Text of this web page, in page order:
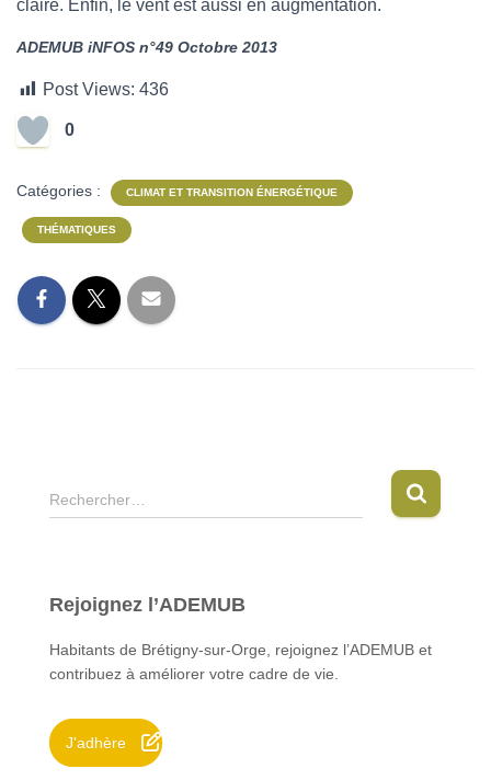
claire. Enfin, le vent est aussi en augmentation.
ADEMUB iNFOS n°49 Octobre 2013
Post Views: 436
0
Catégories : CLIMAT ET TRANSITION ÉNERGÉTIQUE
THÉMATIQUES
R
e
r
h
e
:
Rechercher…
Rejoignez l’ADEMUB
Habitants de Brétigny-sur-Orge, rejoignez l’ADEMUB et
contribuez à améliorer votre cadre de vie.
J'adhère